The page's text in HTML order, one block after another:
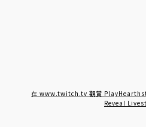
在 www.twitch.tv 觀賞
Reveal